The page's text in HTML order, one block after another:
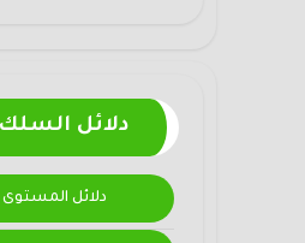
دلائل السلك
دلائل المستوى